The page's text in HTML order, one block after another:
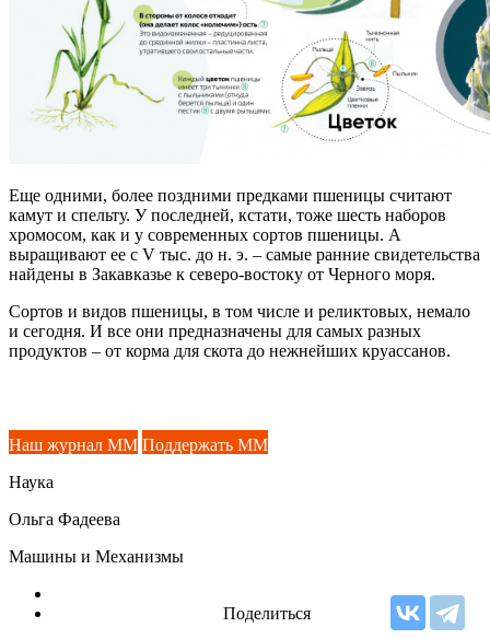
Еще одними, более поздними предками пшеницы считают
камут и спельту. У последней, кстати, тоже шесть наборов
хромосом, как и у современных сортов пшеницы. А
выращивают ее с V тыс. до н. э. – самые ранние свидетельства
найдены в Закавказье к северо-востоку от Черного моря.
Сортов и видов пшеницы, в том числе и реликтовых, немало
и сегодня. И все они предназначены для самых разных
продуктов – от корма для скота до нежнейших круассанов.
Наш журнал ММ Поддержать ММ
Наука
Ольга Фадеева
Машины и Механизмы
Поделиться